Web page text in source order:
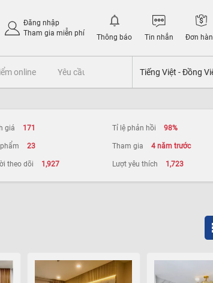
Đăng nhập
Tham gia miễn phí
Thông báo Tin nhắn Đơn
online Yêu cầu quyền lợi bảo hiểmTiếng Việt -Đồng
giá 171
23
theo dõi 1,927
Tỉ lệ phản hồi 98%
Tham gia 4 năm trước
Lượt yêu thích 1,723